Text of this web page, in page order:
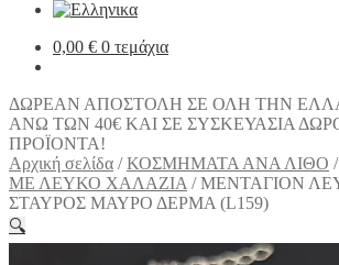
0,00 € 0 τεμάχια
ΔΩΡΕΑΝ ΑΠΟΣΤΟΛΗ ΣΕ ΟΛΗ ΤΗΝ
ΑΝΩ ΤΩΝ 40€ ΚΑΙ ΣΕ ΣΥΣΚΕΥΑΣΙΑ
ΠΡΟΪΟΝΤΑ!
Αρχική σελίδα /ΚΟΣΜΗΜΑΤΑ ΑΝΑ ΛΙΘΟ /
ΜΕ ΛΕΥΚΟ ΧΑΛΑΖΙΑ /ΜΕΝΤΑΓΙΟΝ
ΣΤΑΥΡΟΣ ΜΑΥΡΟ ΔΕΡΜΑ (L159)
🔍